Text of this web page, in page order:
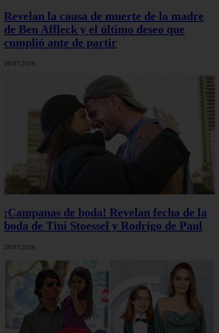
Revelan la causa de muerte de la madre
de Ben Affleck y el último deseo que
cumplió ante de partir
29/07/2026
¡Campanas de boda! Revelan fecha de la
boda de Tini Stoessel y Rodrigo de Paul
29/07/2026